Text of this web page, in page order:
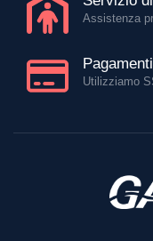
Assistenza
Utilizziamo